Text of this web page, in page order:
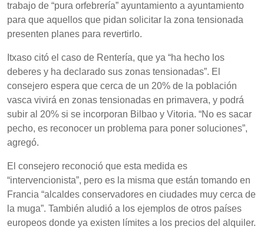
trabajo de “pura orfebrería” ayuntamiento a ayuntamiento
para que aquellos que pidan solicitar la zona tensionada
presenten planes para revertirlo.
Itxaso citó el caso de Rentería, que ya “ha hecho los
deberes y ha declarado sus zonas tensionadas”. El
consejero espera que cerca de un 20% de la población
vasca vivirá en zonas tensionadas en primavera, y podrá
subir al 20% si se incorporan Bilbao y Vitoria. “No es sacar
pecho, es reconocer un problema para poner soluciones”,
agregó.
El consejero reconoció que esta medida es
“intervencionista”, pero es la misma que están tomando en
Francia “alcaldes conservadores en ciudades muy cerca de
la muga”. También aludió a los ejemplos de otros países
europeos donde ya existen límites a los precios del alquiler.